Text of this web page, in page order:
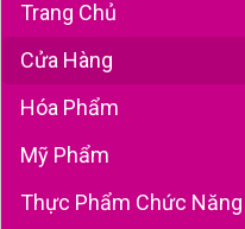
Trang Chủ
Cửa Hàng
Hóa Phẩm
Mỹ Phẩm
Thực Phẩm Chức Năng